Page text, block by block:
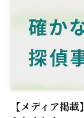
【メディア掲